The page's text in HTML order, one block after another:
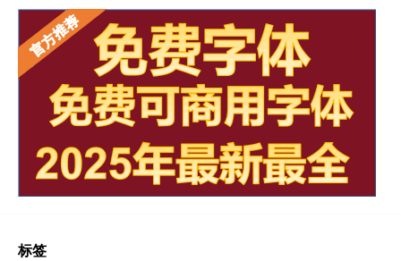
标签